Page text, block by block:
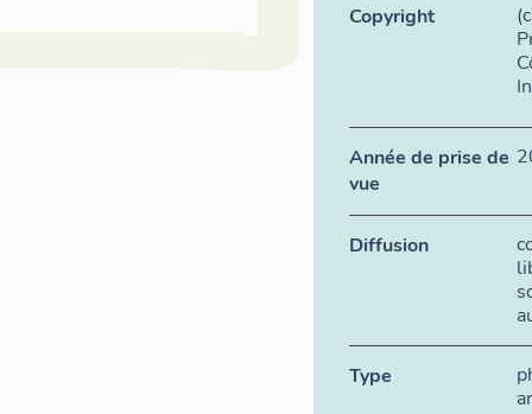
Copyright
Année de prise de
vue
Diffusion
Type